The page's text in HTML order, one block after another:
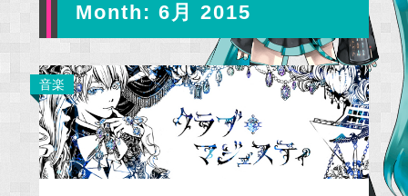
Month: 6月 2015
音楽